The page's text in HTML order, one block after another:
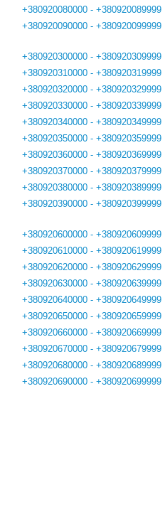
+380920080000 - +380920089999
+380920090000 - +380920099999
+380920300000 - +380920309999
+380920310000 - +380920319999
+380920320000 - +380920329999
+380920330000 - +380920339999
+380920340000 - +380920349999
+380920350000 - +380920359999
+380920360000 - +380920369999
+380920370000 - +380920379999
+380920380000 - +380920389999
+380920390000 - +380920399999
+380920600000 - +380920609999
+380920610000 - +380920619999
+380920620000 - +380920629999
+380920630000 - +380920639999
+380920640000 - +380920649999
+380920650000 - +380920659999
+380920660000 - +380920669999
+380920670000 - +380920679999
+380920680000 - +380920689999
+380920690000 - +380920699999